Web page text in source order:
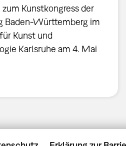
Kunstkongress der
Baden-Württemberg im
Kunst und
Karlsruhe am 4. Mai